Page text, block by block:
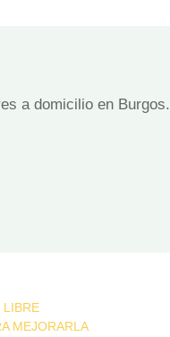
a domicilio en Burgos.
LIBRE
MEJORARLA